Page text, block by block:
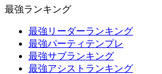
最強ランキング
最強リーダーランキング
最強パーティテンプレ
最強サブランキング
最強アシストランキング